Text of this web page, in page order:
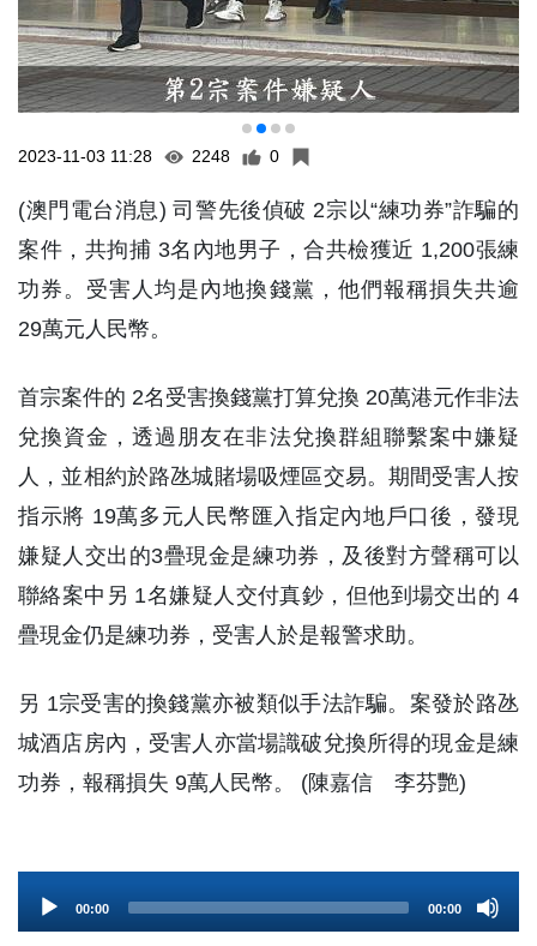
2023-11-03 11:28 2248 0
(澳門電台消息) 司警先後偵破 2宗以“練功券”詐騙的
案件，共拘捕 3名內地男子，合共檢獲近 1,200張練
功券。受害人均是內地換錢黨，他們報稱損失共逾
29萬元人民幣。
首宗案件的 2名受害換錢黨打算兌換 20萬港元作非法
兌換資金，透過朋友在非法兌換群組聯繫案中嫌疑
人，並相約於路氹城賭場吸煙區交易。期間受害人按
指示將 19萬多元人民幣匯入指定內地戶口後，發現
嫌疑人交出的3疊現金是練功券，及後對方聲稱可以
聯絡案中另 1名嫌疑人交付真鈔，但他到場交出的 4
疊現金仍是練功券，受害人於是報警求助。
另 1宗受害的換錢黨亦被類似手法詐騙。案發於路氹
城酒店房內，受害人亦當場識破兌換所得的現金是練
功券，報稱損失 9萬人民幣。 (陳嘉信 李芬艷)
Player
00:00 00:00